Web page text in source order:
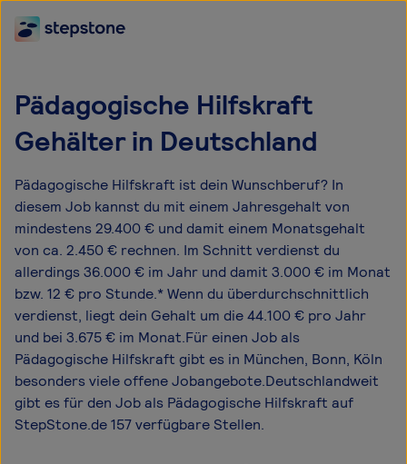
Pädagogische Hilfskraft
Gehälter in Deutschland
Pädagogische Hilfskraft ist dein Wunschberuf? In
diesem Job kannst du mit einem Jahresgehalt von
mindestens 29.400 € und damit einem Monatsgehalt
von ca. 2.450 € rechnen. Im Schnitt verdienst du
allerdings 36.000 € im Jahr und damit 3.000 € im Monat
bzw. 12 € pro Stunde.* Wenn du überdurchschnittlich
verdienst, liegt dein Gehalt um die 44.100 € pro Jahr
und bei 3.675 € im Monat.Für einen Job als
Pädagogische Hilfskraft gibt es in München, Bonn, Köln
besonders viele offene Jobangebote.Deutschlandweit
gibt es für den Job als Pädagogische Hilfskraft auf
StepStone.de 157 verfügbare Stellen.